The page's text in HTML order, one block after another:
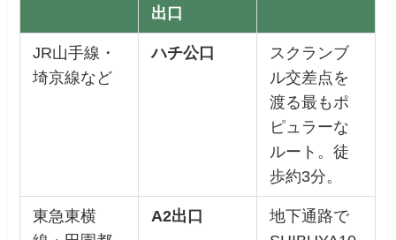
出口
JR山手線・
埼京線など
ハチ公口
スクランブ
ル交差点を
渡る最もポ
ピュラーな
ルート。徒
歩約3分。
東急東横
A2出口
地下通路で